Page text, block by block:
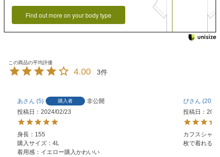
Find out more on your body type
4.00 3
あ 5 購入者
非公開
投稿日
2024/02/23
身長：155
購入サイズ：4L
着用感：イエロー購入かわいい
ぴ
20
投稿日
カフスシャ
枚で着れる